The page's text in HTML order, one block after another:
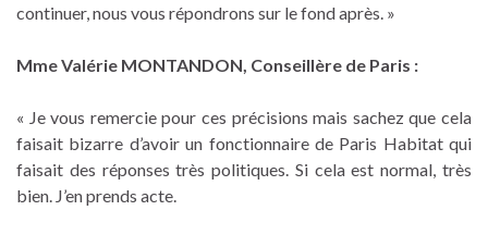
continuer, nous vous répondrons sur le fond après. »
Mme Valérie MONTANDON, Conseillère de Paris :
« Je vous remercie pour ces précisions mais sachez que cela
faisait bizarre d’avoir un fonctionnaire de Paris Habitat qui
faisait des réponses très politiques. Si cela est normal, très
bien. J’en prends acte.